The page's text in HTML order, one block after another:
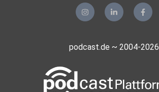
Hildburghausen
xbd8higl
podcast.de ~ 2004-2026